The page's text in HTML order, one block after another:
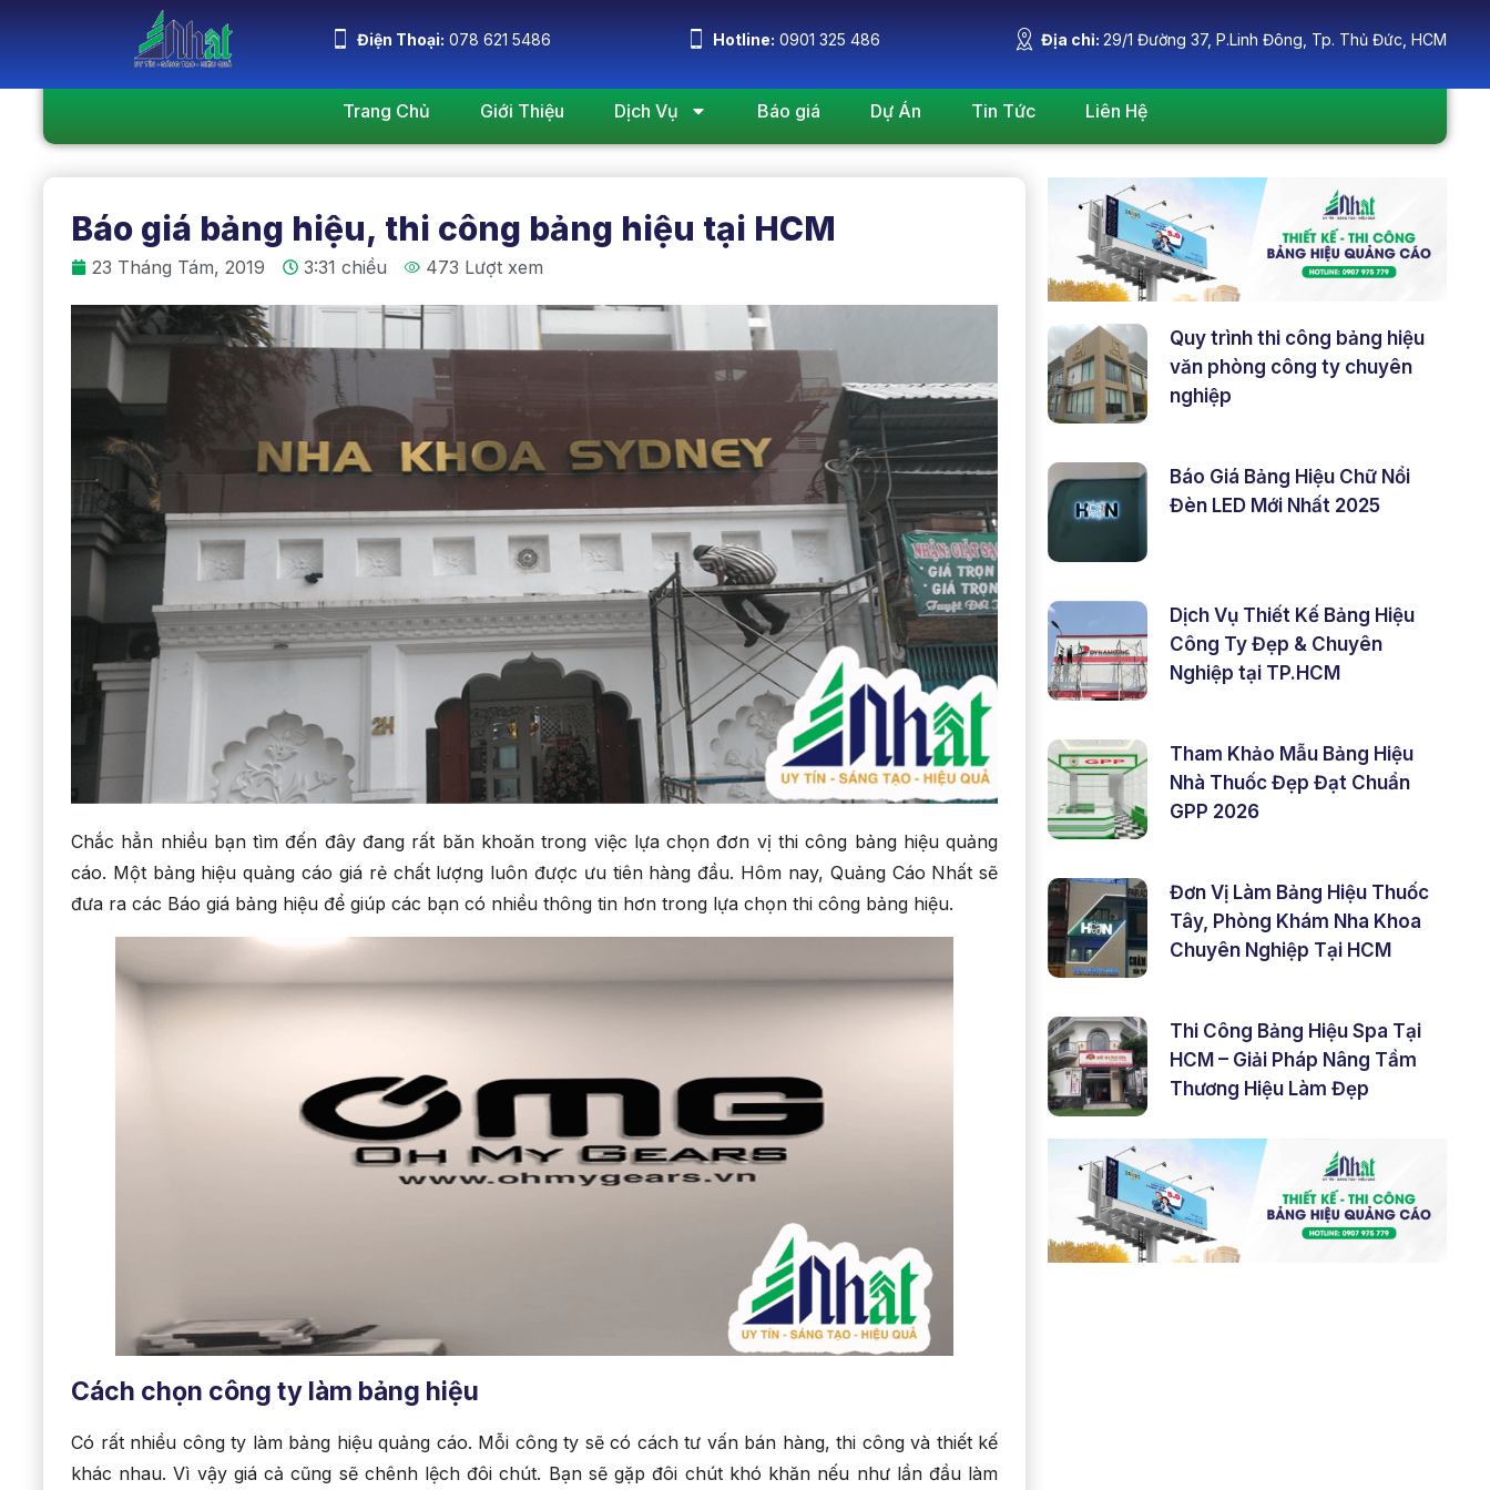
Điện Thoại: 078 621 5486 Hotline: 0901 325 486 Địa chỉ: 29/1 Đường 37, P.Linh Đông, Tp. Thủ Đức, HCM
Trang Chủ Giới Thiệu Dịch Vụ Báo giá Dự Án Tin Tức Liên Hệ
Báo giá bảng hiệu, thi công bảng hiệu tại HCM
23 Tháng Tám, 2019 3:31 chiều 473 Lượt xem
Chắc hẳn nhiều bạn tìm đến đây đang rất băn khoăn trong việc lựa chọn đơn vị thi công bảng hiệu quảng
cáo. Một bảng hiệu quảng cáo giá rẻ chất lượng luôn được ưu tiên hàng đầu. Hôm nay, Quảng Cáo Nhất sẽ
đưa ra các Báo giá bảng hiệu để giúp các bạn có nhiều thông tin hơn trong lựa chọn thi công bảng hiệu.
Cách chọn công ty làm bảng hiệu
Có rất nhiều công ty làm bảng hiệu quảng cáo. Mỗi công ty sẽ có cách tư vấn bán hàng, thi công và thiết kế
khác nhau. Vì vậy giá cả cũng sẽ chênh lệch đôi chút. Bạn sẽ gặp đôi chút khó khăn nếu như lần đầu làm
Quy trình thi công bảng hiệu
văn phòng công ty chuyên
nghiệp
Báo Giá Bảng Hiệu Chữ Nổi
Đèn LED Mới Nhất 2025
Dịch Vụ Thiết Kế Bảng Hiệu
Công Ty Đẹp & Chuyên
Nghiệp tại TP.HCM
Tham Khảo Mẫu Bảng Hiệu
Nhà Thuốc Đẹp Đạt Chuẩn
GPP 2026
Đơn Vị Làm Bảng Hiệu Thuốc
Tây, Phòng Khám Nha Khoa
Chuyên Nghiệp Tại HCM
Thi Công Bảng Hiệu Spa Tại
HCM – Giải Pháp Nâng Tầm
Thương Hiệu Làm Đẹp